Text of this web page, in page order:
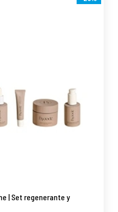
| Set regenerante y